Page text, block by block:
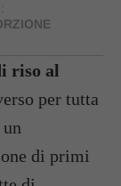
riso al
per tutta
di primi